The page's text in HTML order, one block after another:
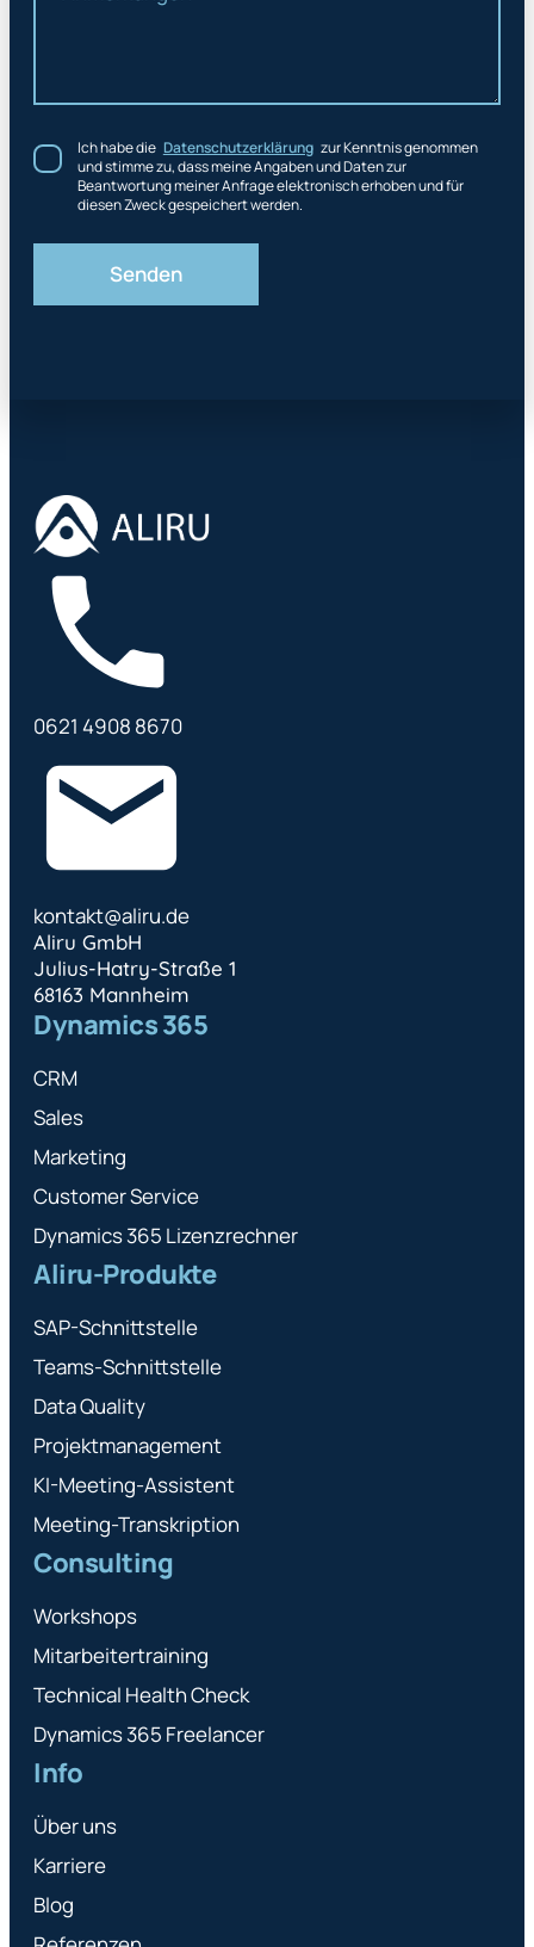
Ich habe die Datenschutzerklärung zur Kenntnis genommen
und stimme zu, dass meine Angaben und Daten zur
Beantwortung meiner Anfrage elektronisch erhoben und für
diesen Zweck gespeichert werden.
0621 4908 8670
kontakt@aliru.de
Aliru GmbH
Julius-Hatry-Straße 1
68163 Mannheim
Dynamics 365
CRM
Sales
Marketing
Customer Service
Dynamics 365 Lizenzrechner
Aliru-Produkte
SAP-Schnittstelle
Teams-Schnittstelle
Data Quality
Projektmanagement
KI-Meeting-Assistent
Meeting-Transkription
Consulting
Workshops
Mitarbeitertraining
Technical Health Check
Dynamics 365 Freelancer
Info
Über uns
Karriere
Blog